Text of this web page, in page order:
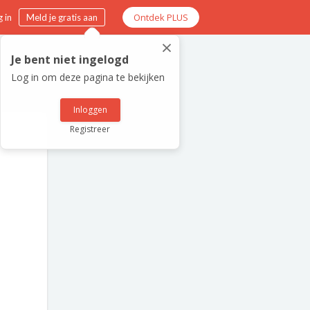
in Meld je gratis aan Ontdek PLUS
×
Je bent niet ingelogd
Log in om deze pagina te bekijken
Inloggen
Registreer